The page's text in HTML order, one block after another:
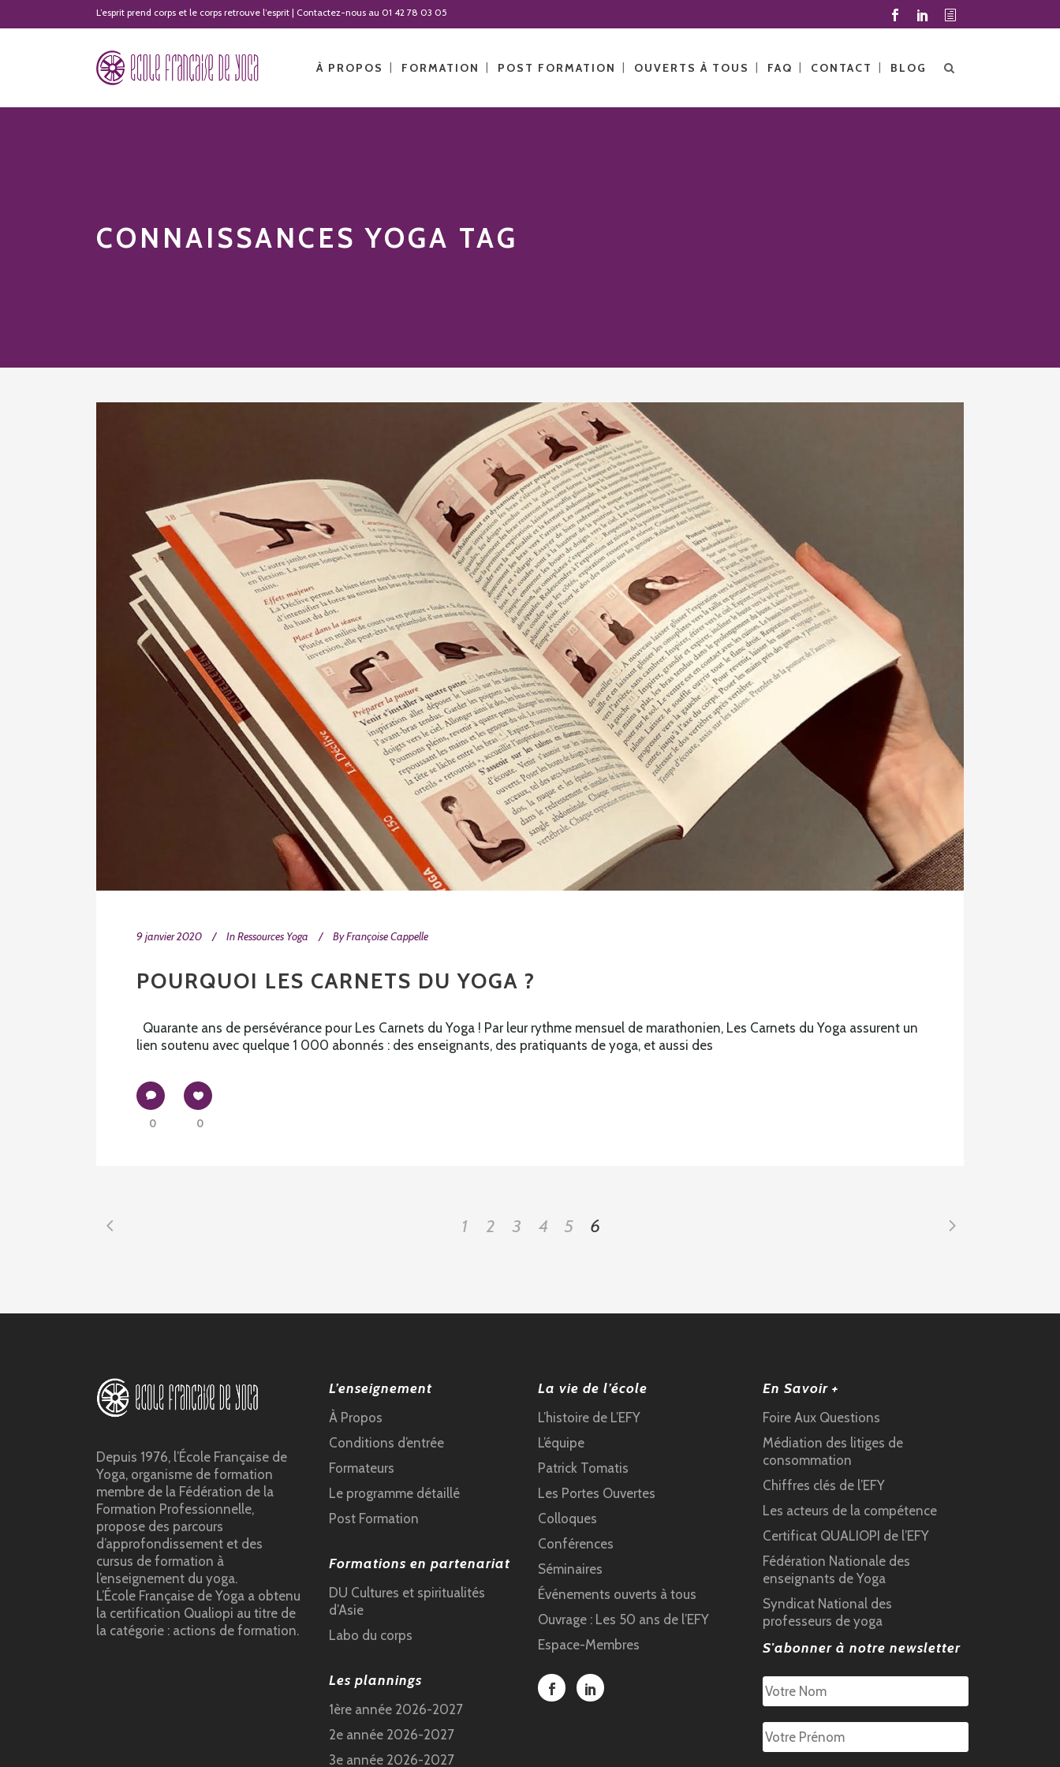
L’esprit prend corps et le corps retrouve l’esprit | Contactez-nous au 01 42 78 03 05
À PROPOS FORMATION POST FORMATION OUVERTS À TOUS FAQ CONTACT BLOG
CONNAISSANCES YOGA TAG
9 janvier 2020 InRessources Yoga ByFrançoise Cappelle
POURQUOI LES CARNETS DU YOGA ?
Quarante ans de persévérance pour Les Carnets du Yoga ! Par leur rythme mensuel de marathonien, Les Carnets du Yoga assurent un
lien soutenu avec quelque 1 000 abonnés : des enseignants, des pratiquants de yoga, et aussi des
0 0
1 2 3 4 5 6
Depuis 1976, l’École Française de
Yoga, organisme de formation
membre de la Fédération de la
Formation Professionnelle,
propose des parcours
d’approfondissement et des
cursus de formation à
l’enseignement du yoga.
L’École Française de Yoga a obtenu
la certification Qualiopi au titre de
la catégorie : actions de formation.
L’enseignement
À Propos
Conditions d’entrée
Formateurs
Le programme détaillé
Post Formation
Formations en partenariat
DU Cultures et spiritualités
d’Asie
Labo du corps
Les plannings
1ère année 2026-2027
2e année 2026-2027
3e année 2026-2027
La vie de l’école
L’histoire de L’EFY
L’équipe
Patrick Tomatis
Les Portes Ouvertes
Colloques
Conférences
Séminaires
Événements ouverts à tous
Ouvrage : Les 50 ans de l’EFY
Espace-Membres
En Savoir +
Foire Aux Questions
Médiation des litiges de
consommation
Chiffres clés de l’EFY
Les acteurs de la compétence
Certificat QUALIOPI de l’EFY
Fédération Nationale des
enseignants de Yoga
Syndicat National des
professeurs de yoga
S'abonner à notre newsletter